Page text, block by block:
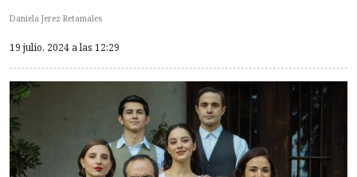
Daniela Jerez Retamales
19 julio, 2024 a las 12:29